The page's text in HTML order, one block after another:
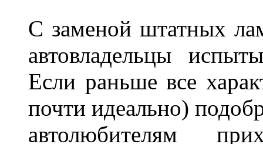
С заменой штатных
автовладельцы
Если раньше все
почти идеально)
автолюбителям